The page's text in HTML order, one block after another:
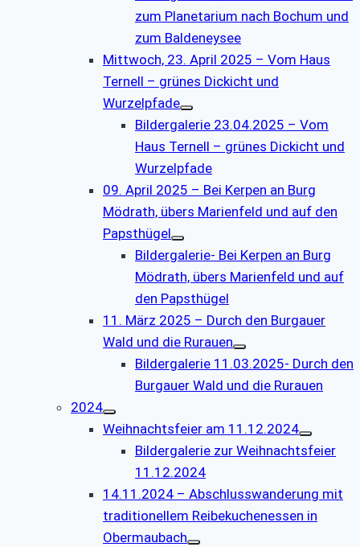
zum Planetarium nach Bochum und
zum Baldeneysee
Mittwoch, 23. April 2025 – Vom Haus
Ternell – grünes Dickicht und
Wurzelpfade
Bildergalerie 23.04.2025 – Vom
Haus Ternell – grünes Dickicht und
Wurzelpfade
09. April 2025 – Bei Kerpen an Burg
Mödrath, übers Marienfeld und auf den
Papsthügel
Bildergalerie- Bei Kerpen an Burg
Mödrath, übers Marienfeld und auf
den Papsthügel
11. März 2025 – Durch den Burgauer
Wald und die Rurauen
Bildergalerie 11.03.2025- Durch den
Burgauer Wald und die Rurauen
2024
Weihnachtsfeier am 11.12.2024
Bildergalerie zur Weihnachtsfeier
11.12.2024
14.11.2024 – Abschlusswanderung mit
traditionellem Reibekuchenessen in
Obermaubach